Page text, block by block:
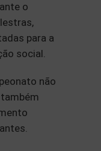
o
para a
social.
não